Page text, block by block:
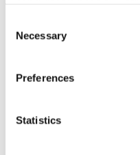
121387608.
Selection
Necessary
Preferences
Statistics